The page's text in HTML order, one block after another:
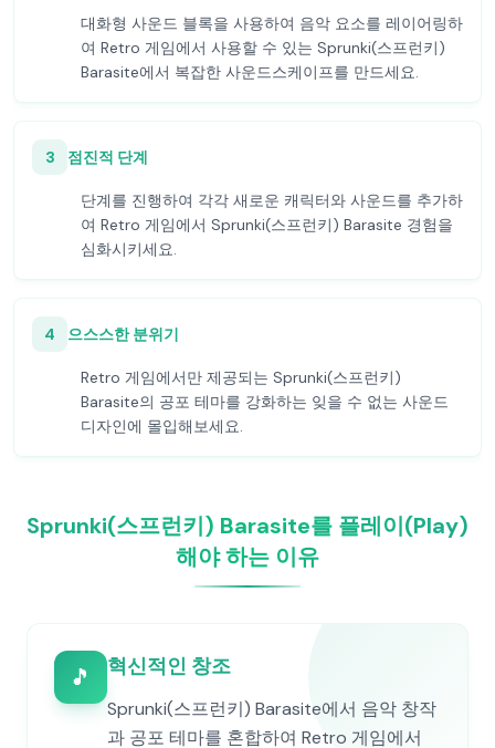
대화형 사운드 블록을 사용하여 음악 요소를 레이어링하
여 Retro 게임에서 사용할 수 있는 Sprunki(스프런키)
Barasite에서 복잡한 사운드스케이프를 만드세요.
3 점진적 단계
단계를 진행하여 각각 새로운 캐릭터와 사운드를 추가하
여 Retro 게임에서 Sprunki(스프런키) Barasite 경험을
심화시키세요.
4 으스스한 분위기
Retro 게임에서만 제공되는 Sprunki(스프런키)
Barasite의 공포 테마를 강화하는 잊을 수 없는 사운드
디자인에 몰입해보세요.
Sprunki(스프런키) Barasite를 플레이(Play)
해야 하는 이유
🎵 혁신적인 창조
Sprunki(스프런키) Barasite에서 음악 창작
과 공포 테마를 혼합하여 Retro 게임에서